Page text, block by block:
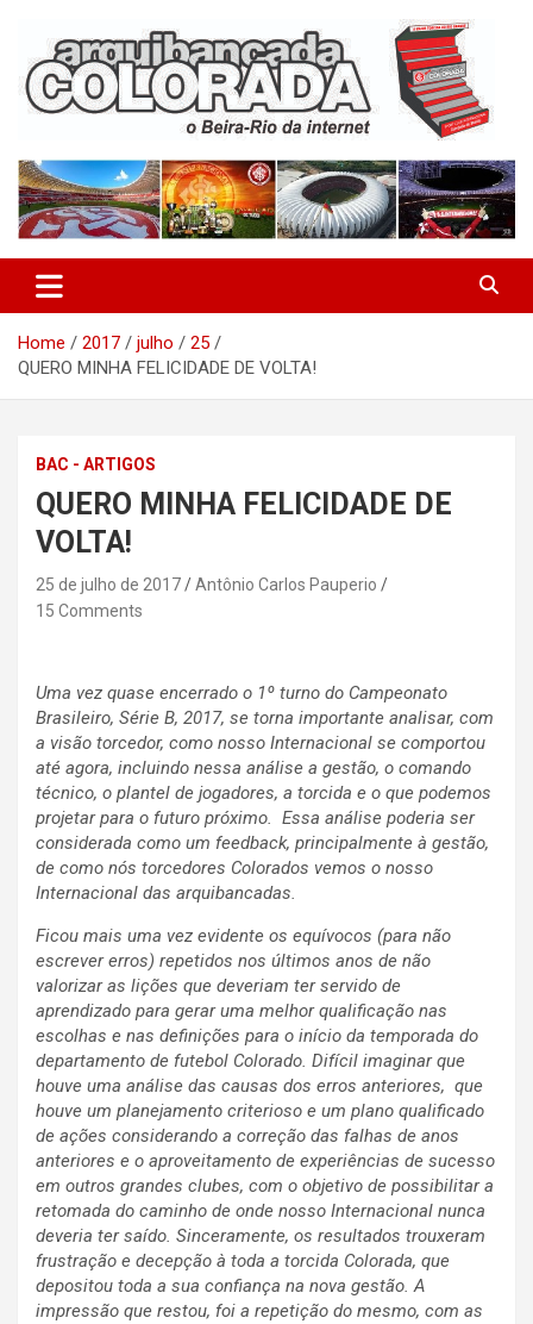
content
Arquibancada Colorada
Home 2017 julho
25
QUERO MINHA FELICIDADE DE VOLTA!
BAC - ARTIGOS
QUERO MINHA FELICIDADE DE
VOLTA!
25 de julho de 2017
Antônio Carlos Pauperio
15 Comments
Uma vez quase encerrado o 1º turno do Campeonato
Brasileiro, Série B, 2017, se torna importante analisar, com
a visão torcedor, como nosso Internacional se comportou
até agora, incluindo nessa análise a gestão, o comando
técnico, o plantel de jogadores, a torcida e o que podemos
projetar para o futuro próximo. Essa análise poderia ser
considerada como um feedback, principalmente à gestão,
de como nós torcedores Colorados vemos o nosso
Internacional das arquibancadas.
Ficou mais uma vez evidente os equívocos (para não
escrever erros) repetidos nos últimos anos de não
valorizar as lições que deveriam ter servido de
aprendizado para gerar uma melhor qualificação nas
escolhas e nas definições para o início da temporada do
departamento de futebol Colorado. Difícil imaginar que
houve uma análise das causas dos erros anteriores, que
houve um planejamento criterioso e um plano qualificado
de ações considerando a correção das falhas de anos
anteriores e o aproveitamento de experiências de sucesso
em outros grandes clubes, com o objetivo de possibilitar a
retomada do caminho de onde nosso Internacional nunca
deveria ter saído. Sinceramente, os resultados trouxeram
frustração e decepção à toda a torcida Colorada, que
depositou toda a sua confiança na nova gestão. A
impressão que restou, foi a repetição do mesmo, com as